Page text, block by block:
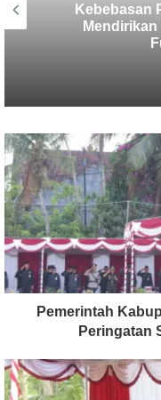
SMSI
Deserahkan
Ketua
Pemerintah
Peringatan